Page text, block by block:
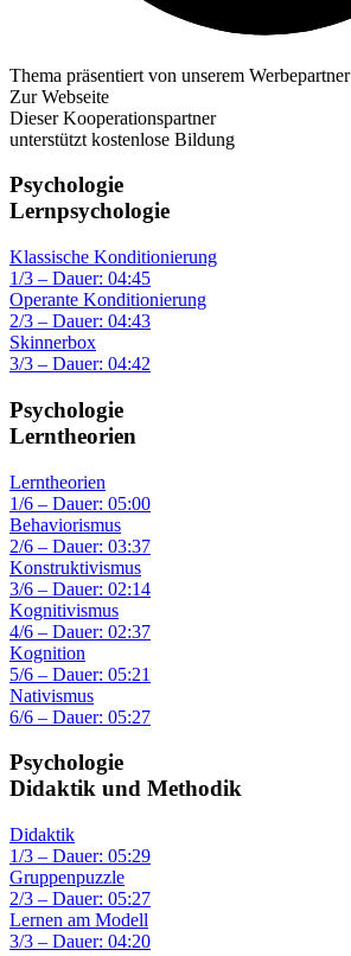
Thema präsentiert von unserem Werbepartner
Zur Webseite
Dieser Kooperationspartner
unterstützt kostenlose Bildung
Psychologie
Lernpsychologie
Klassische Konditionierung
1/3 – Dauer: 04:45
Operante Konditionierung
2/3 – Dauer: 04:43
Skinnerbox
3/3 – Dauer: 04:42
Psychologie
Lerntheorien
Lerntheorien
1/6 – Dauer: 05:00
Behaviorismus
2/6 – Dauer: 03:37
Konstruktivismus
3/6 – Dauer: 02:14
Kognitivismus
4/6 – Dauer: 02:37
Kognition
5/6 – Dauer: 05:21
Nativismus
6/6 – Dauer: 05:27
Psychologie
Didaktik und Methodik
Didaktik
1/3 – Dauer: 05:29
Gruppenpuzzle
2/3 – Dauer: 05:27
Lernen am Modell
3/3 – Dauer: 04:20